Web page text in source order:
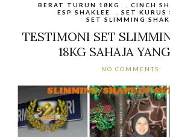
BERAT TURUN 18KG CINCH
ESP SHAKLEE
SET KURUS
SET SLIMMING
TESTIMONI SET
18KG SAHAJA
NO COMMENTS: